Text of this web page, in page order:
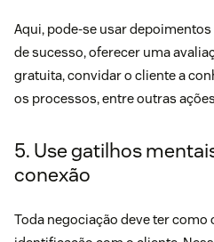
Aqui, pode-se usar
de sucesso, oferecer uma
gratuita, convidar o cliente a
os processos, entre outras
5. Use gatilhos
conexão
Toda negociação deve ter